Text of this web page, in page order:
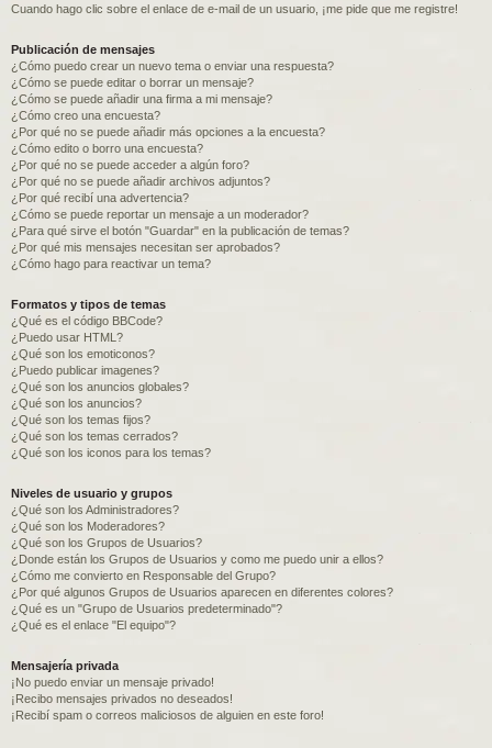
Cuando hago clic sobre el enlace de e-mail de un usuario, ¡me pide que me registre!
Publicación de mensajes
¿Cómo puedo crear un nuevo tema o enviar una respuesta?
¿Cómo se puede editar o borrar un mensaje?
¿Cómo se puede añadir una firma a mi mensaje?
¿Cómo creo una encuesta?
¿Por qué no se puede añadir más opciones a la encuesta?
¿Cómo edito o borro una encuesta?
¿Por qué no se puede acceder a algún foro?
¿Por qué no se puede añadir archivos adjuntos?
¿Por qué recibí una advertencia?
¿Cómo se puede reportar un mensaje a un moderador?
¿Para qué sirve el botón "Guardar" en la publicación de temas?
¿Por qué mis mensajes necesitan ser aprobados?
¿Cómo hago para reactivar un tema?
Formatos y tipos de temas
¿Qué es el código BBCode?
¿Puedo usar HTML?
¿Qué son los emoticonos?
¿Puedo publicar imagenes?
¿Qué son los anuncios globales?
¿Qué son los anuncios?
¿Qué son los temas fijos?
¿Qué son los temas cerrados?
¿Qué son los iconos para los temas?
Niveles de usuario y grupos
¿Qué son los Administradores?
¿Qué son los Moderadores?
¿Qué son los Grupos de Usuarios?
¿Donde están los Grupos de Usuarios y como me puedo unir a ellos?
¿Cómo me convierto en Responsable del Grupo?
¿Por qué algunos Grupos de Usuarios aparecen en diferentes colores?
¿Qué es un "Grupo de Usuarios predeterminado"?
¿Qué es el enlace "El equipo"?
Mensajería privada
¡No puedo enviar un mensaje privado!
¡Recibo mensajes privados no deseados!
¡Recibí spam o correos maliciosos de alguien en este foro!